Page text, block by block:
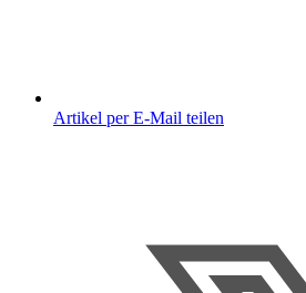
Artikel per E-Mail teilen